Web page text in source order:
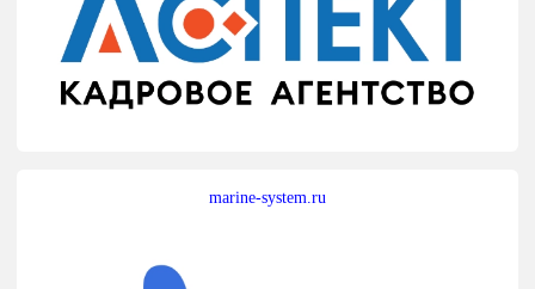
marine-system.ru